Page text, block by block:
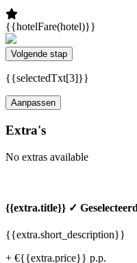
{{hotelFare(hotel)}}
Volgende stap
{{selectedTxt[3]}}
Aanpassen
Extra's
No extras available
{{extra.title}} ✓ Geselecteerd
{{extra.short_description}}
+ €{{extra.price}} p.p.